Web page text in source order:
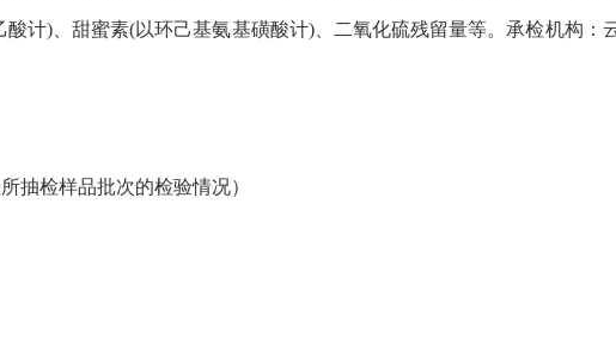
酸计)、甜蜜素(以环己基氨基磺酸计)、二氧化硫残留量等。承检机构
抽检样品批次的检验情况）